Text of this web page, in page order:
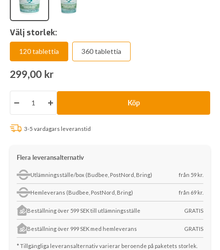
Välj storlek:
120 tablettia 360 tablettia
Rea-
pris
299,00 kr
Minska
Öka
Köp
3-5 vardagars leveranstid
Flera leveransalternativ
Utlämningsställe/box (Budbee, PostNord, Bring) från 59 kr.
Hemleverans (Budbee, PostNord, Bring) från 69 kr.
Beställning över 599 SEK till utlämningsställe GRATIS
Beställning över 999 SEK med hemleverans GRATIS
* Tillgängliga leveransalternativ varierar beroende på paketets storlek.